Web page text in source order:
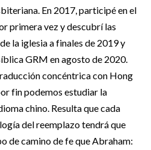
En 2017, participé en el
primera vez y descubrí las
la iglesia a finales de 2019 y
GRM en agosto de 2020.
concéntrica con Hong
fin podemos estudiar la
chino. Resulta que cada
del reemplazo tendrá que
de camino de fe que Abraham: